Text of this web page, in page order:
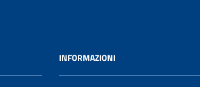
INFORMAZIONI